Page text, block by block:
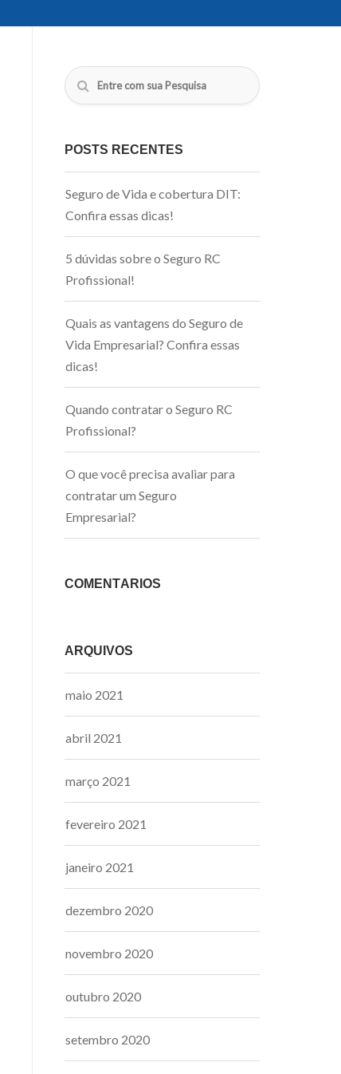
POSTS RECENTES
Seguro de Vida e cobertura DIT:
Confira essas dicas!
5 dúvidas sobre o Seguro RC
Profissional!
Quais as vantagens do Seguro de
Vida Empresarial? Confira essas
dicas!
Quando contratar o Seguro RC
Profissional?
O que você precisa avaliar para
contratar um Seguro
Empresarial?
COMENTÁRIOS
ARQUIVOS
maio 2021
abril 2021
março 2021
fevereiro 2021
janeiro 2021
dezembro 2020
novembro 2020
outubro 2020
setembro 2020